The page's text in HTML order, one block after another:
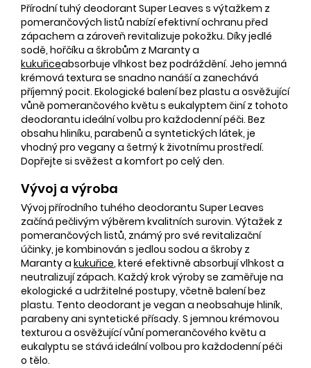
Přírodní tuhý deodorant Super Leaves s výtažkem z
pomerančových listů nabízí efektivní ochranu před
zápachem a zároveň revitalizuje pokožku. Díky jedlé
sodě, hořčíku a škrobům z Maranty a
kukuřiceabsorbuje vlhkost bez podráždění. Jeho jemná
krémová textura se snadno nanáší a zanechává
příjemný pocit. Ekologické balení bez plastu a osvěžující
vůně pomerančového květu s eukalyptem činí z tohoto
deodorantu ideální volbu pro každodenní péči. Bez
obsahu hliníku, parabenů a syntetických látek, je
vhodný pro vegany a šetrný k životnímu prostředí.
Dopřejte si svěžest a komfort po celý den.
Vývoj a výroba
Vývoj přírodního tuhého deodorantu Super Leaves
začíná pečlivým výběrem kvalitních surovin. Výtažek z
pomerančových listů, známý pro své revitalizační
účinky, je kombinován s jedlou sodou a škroby z
Maranty a kukuřice, které efektivně absorbují vlhkost a
neutralizují zápach. Každý krok výroby se zaměřuje na
ekologické a udržitelné postupy, včetně balení bez
plastu. Tento deodorant je vegan a neobsahuje hliník,
parabeny ani syntetické přísady. S jemnou krémovou
texturou a osvěžující vůní pomerančového květu a
eukalyptu se stává ideální volbou pro každodenní péči
o tělo.